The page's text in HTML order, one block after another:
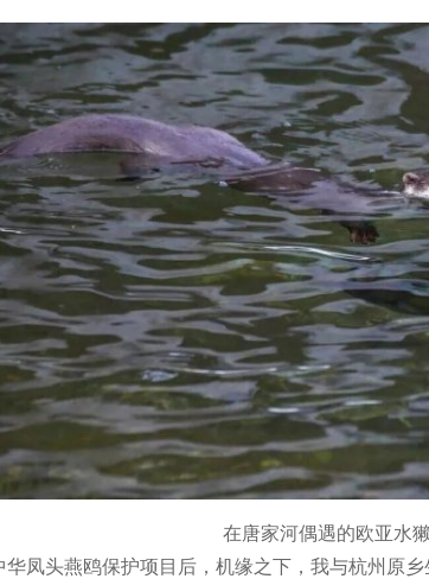
在唐家河偶遇的欧亚水獭
华凤头燕鸥保护项目后，机缘之下，我与杭州原